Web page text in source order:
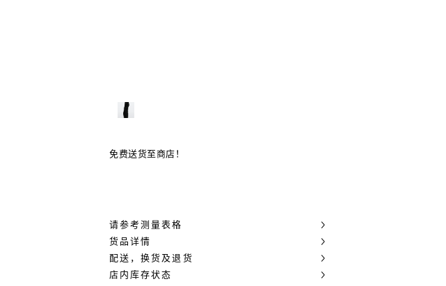
免费送货至商店！
请参考测量表格
货品详情
配送，换货及退货
店内库存状态